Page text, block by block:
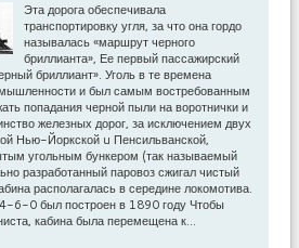
Эта дорога обеспечивала
транспортировку угля, за что она гордо
называлась «маршрут черного
бриллианта», Ее первый пассажирский
бриллиант». Уголь в те времена
и был самым востребованным
попадания черной пыли на воротнички и
железных дорог, за исключением двух
Нью-Йоркской u Пенсильванской,
угольным бункером (так называемый
разработанный паровоз сжигал чистый
располагалась в середине локомотива.
0 был построен в 1890 году Чтобы
кабина была перемещена к…